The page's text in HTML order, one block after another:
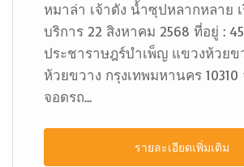
หมาล่า เจ้าดัง น้ำซุปหลากหลาย
บริการ 22 สิงหาคม 2568 ที่อยู่ :
ประชาราษฎร์บำเพ็ญ แขวงห้วยข
ห้วยขวาง กรุงเทพมหานคร
จอดรถ...
รายละเอียดเพิ่มเติม